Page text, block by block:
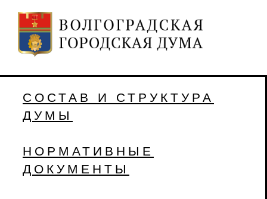
СОСТАВ И СТРУКТУРА
ДУМЫ
НОРМАТИВНЫЕ
ДОКУМЕНТЫ